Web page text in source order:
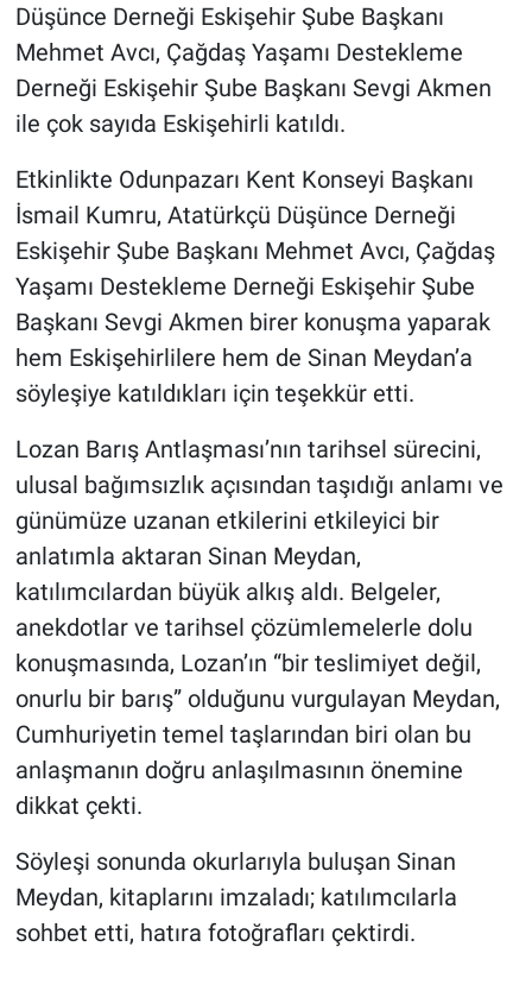
Düşünce Derneği Eskişehir Şube Başkanı
Mehmet Avcı, Çağdaş Yaşamı Destekleme
Derneği Eskişehir Şube Başkanı Sevgi Akmen
ile çok sayıda Eskişehirli katıldı.
Etkinlikte Odunpazarı Kent Konseyi Başkanı
İsmail Kumru, Atatürkçü Düşünce Derneği
Eskişehir Şube Başkanı Mehmet Avcı, Çağdaş
Yaşamı Destekleme Derneği Eskişehir Şube
Başkanı Sevgi Akmen birer konuşma yaparak
hem Eskişehirlilere hem de Sinan Meydan’a
söyleşiye katıldıkları için teşekkür etti.
Lozan Barış Antlaşması’nın tarihsel sürecini,
ulusal bağımsızlık açısından taşıdığı anlamı ve
günümüze uzanan etkilerini etkileyici bir
anlatımla aktaran Sinan Meydan,
katılımcılardan büyük alkış aldı. Belgeler,
anekdotlar ve tarihsel çözümlemelerle dolu
konuşmasında, Lozan’ın “bir teslimiyet değil,
onurlu bir barış” olduğunu vurgulayan Meydan,
Cumhuriyetin temel taşlarından biri olan bu
anlaşmanın doğru anlaşılmasının önemine
dikkat çekti.
Söyleşi sonunda okurlarıyla buluşan Sinan
Meydan, kitaplarını imzaladı; katılımcılarla
sohbet etti, hatıra fotoğrafları çektirdi.